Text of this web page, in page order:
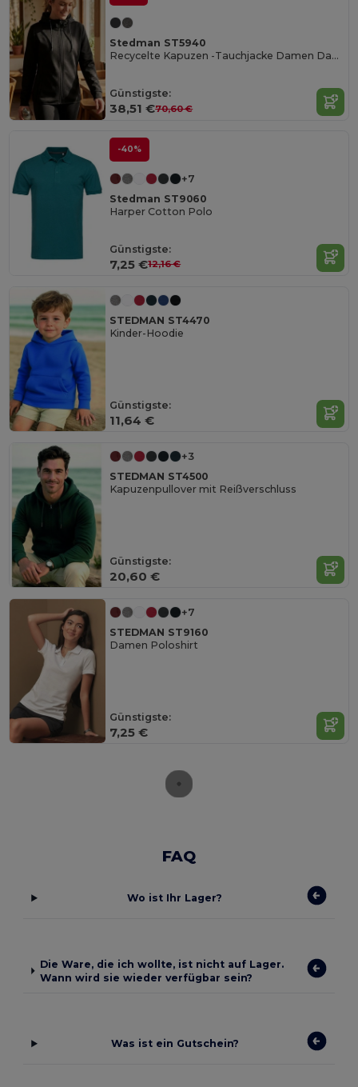
Stedman ST5940
Recycelte Kapuzen -Tauchjacke Damen Damen
Günstigste:
38,51 €70,60 €
-40%
+7
Stedman ST9060
Harper Cotton Polo
Günstigste:
7,25 €12,16 €
STEDMAN ST4470
Kinder-Hoodie
Günstigste:
11,64 €
+3
STEDMAN ST4500
Kapuzenpullover mit Reißverschluss
Günstigste:
20,60 €
+7
STEDMAN ST9160
Damen Poloshirt
Günstigste:
7,25 €
FAQ
Wo ist Ihr Lager?
Die Ware, die ich wollte, ist nicht auf Lager.
Wann wird sie wieder verfügbar sein?
Was ist ein Gutschein?